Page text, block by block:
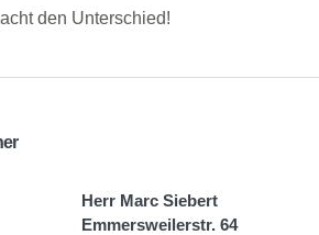
den Unterschied!
Herr Marc Siebert
Emmersweilerstr. 64